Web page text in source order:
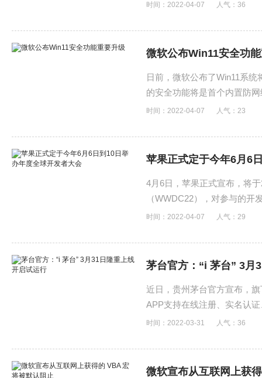
时间：2022-04-07 人气： 36
微软公布Win11安全功
日前，微软公布了Win11系
的安全功能将是首个内置防
时间：2022-04-07 人气： 23
苹果正式定于今年6月6
4月6日，苹果正式宣布，将
（WWDC22），对参与的
时间：2022-04-07 人气： 29
茅台官方：“i 茅台” 3月
近日，贵州茅台官方宣布，
APP支持在线注册、实名认
时间：2022-03-31 人气： 36
微软宣布从互联网上获